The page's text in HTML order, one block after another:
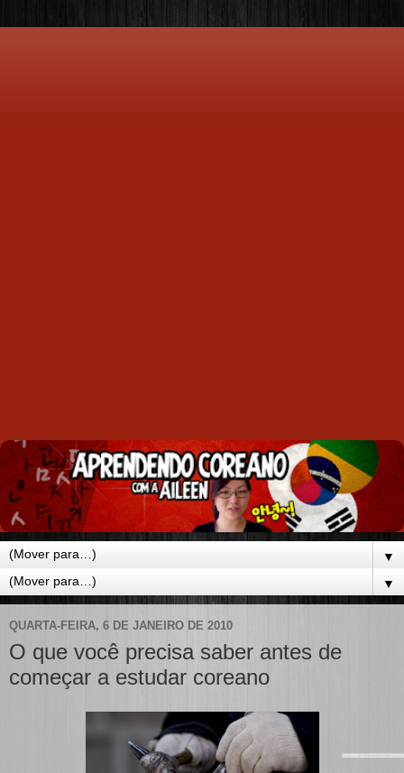
▼
▼
QUARTA-FEIRA, 6 DE JANEIRO DE 2010
O que você precisa saber antes de
começar a estudar coreano